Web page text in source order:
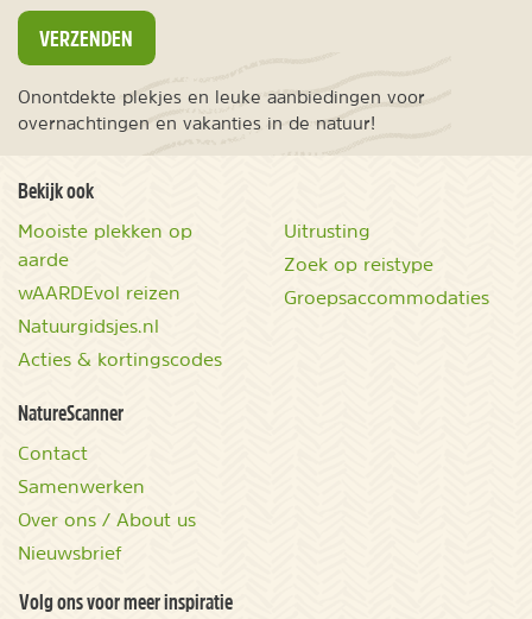
VERZENDEN
Onontdekte plekjes en leuke aanbiedingen voor
overnachtingen en vakanties in de natuur!
Bekijk ook
Mooiste plekken op
aarde
wAARDEvol reizen
Natuurgidsjes.nl
Acties & kortingscodes
Uitrusting
Zoek op reistype
Groepsaccommodaties
NatureScanner
Contact
Samenwerken
Over ons / About us
Nieuwsbrief
Volg ons voor meer inspiratie